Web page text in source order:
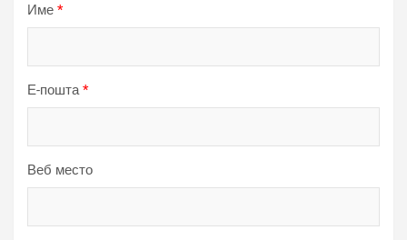
Име *
Е-пошта*
Веб место